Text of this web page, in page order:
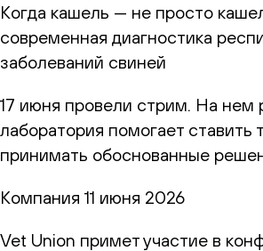
Когда кашель — не просто
современная диагностика
заболеваний свиней
17 июня провели стрим. На нем
лаборатория помогает ставить
принимать обоснованные
Компания 11 июня 2026
Vet Union примет участие в